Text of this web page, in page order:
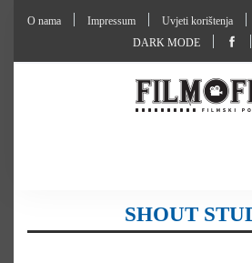
O nama Impressum Uvjeti korištenja
DARK MODE
SHOUT